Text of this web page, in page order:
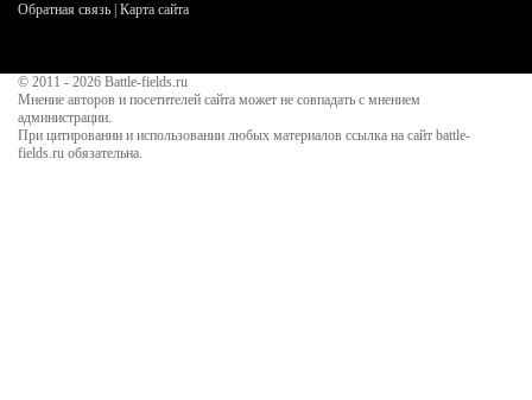
Обратная связь Карта сайта
© 2011 - 2026 Battle-fields.ru
Мнение авторов и посетителей сайта может не совпадать с мнением
администрации.
При цитировании и использовании любых материалов ссылка на сайт battle-
fields.ru обязательна.